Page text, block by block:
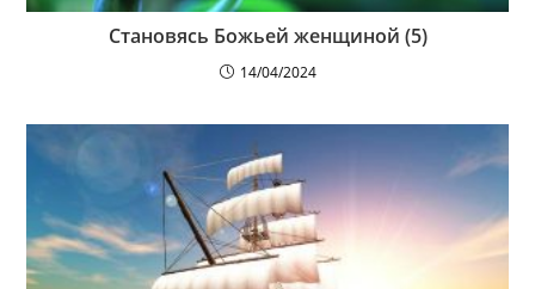
Становясь Божьей женщиной (5)
14/04/2024